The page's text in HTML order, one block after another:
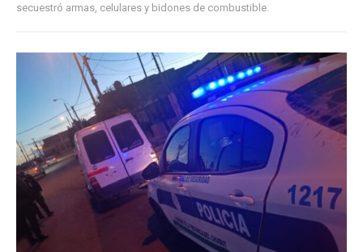
secuestró armas, celulares y bidones de combustible.